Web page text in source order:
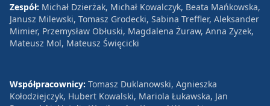
Zespół: Michał Dzierżak, Michał Kowalczyk, Beata Mańkowska,
Janusz Milewski, Tomasz Grodecki, Sabina Treffler, Aleksander
Mimier, Przemysław Obłuski, Magdalena Żuraw, Anna Zyzek,
Mateusz Mol, Mateusz Święcicki
Współpracownicy: Tomasz Duklanowski, Agnieszka
Kołodziejczyk, Hubert Kowalski, Mariola Łukawska, Jan